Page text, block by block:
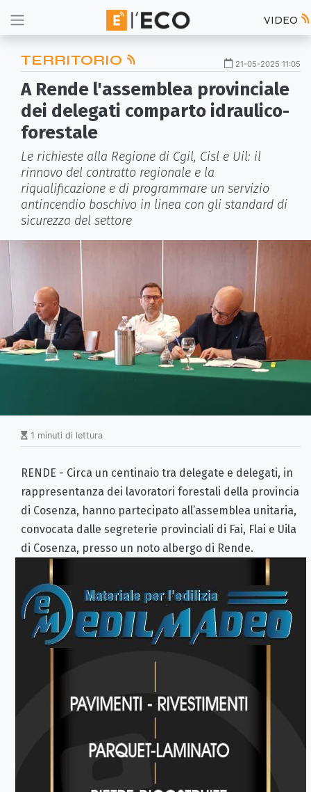
VIDEO
TERRITORIO 21-05-2025 11:05
A Rende l'assemblea provinciale
dei delegati comparto idraulico-
forestale
Le richieste alla Regione di Cgil, Cisl e Uil: il
rinnovo del contratto regionale e la
riqualificazione e di programmare un servizio
antincendio boschivo in linea con gli standard di
sicurezza del settore
1 minuti di lettura
RENDE - Circa un centinaio tra delegate e delegati, in
rappresentanza dei lavoratori forestali della provincia
di Cosenza, hanno partecipato all’assemblea unitaria,
convocata dalle segreterie provinciali di Fai, Flai e Uila
di Cosenza, presso un noto albergo di Rende.